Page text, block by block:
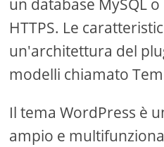
un database MySQL
HTTPS. Le
un'architettura del
modelli chiamato
Il tema WordPress è
ampio e